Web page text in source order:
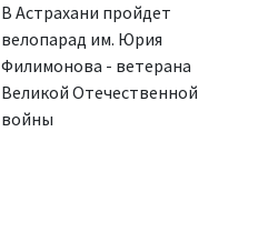
В Астрахани пройдет
велопарад им. Юрия
Филимонова - ветерана
Великой Отечественной
войны